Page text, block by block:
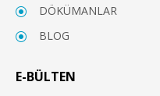
DÖKÜMANLAR
BLOG
E-BÜLTEN